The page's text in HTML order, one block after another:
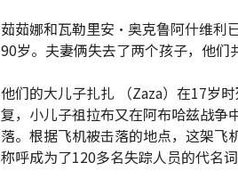
茹茹娜和瓦勒里安·奥克鲁阿什维利
90岁。夫妻俩失去了两个孩子，他们
他们的大儿子扎扎 （Zaza）在17岁
复，小儿子祖拉布又在阿布哈兹战争
落。根据飞机被击落的地点，这架
称呼成为了120多名失踪人员的代名词